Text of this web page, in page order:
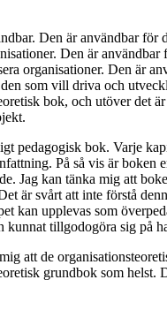
Den är användbar för
Den är användbar
organisationer. Den är
som vill driva och
bok, och utöver det
pedagogisk bok. Varje
På så vis är
Jag kan tänka mig att
är svårt att inte förstå
kan upplevas som
kunnat tillgodogöra sig på
att de
grundbok som helst.